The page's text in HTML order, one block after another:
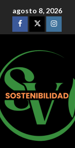
agosto 8, 2026